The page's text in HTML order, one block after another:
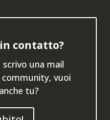
contatto?
una mail
vuoi
tu?